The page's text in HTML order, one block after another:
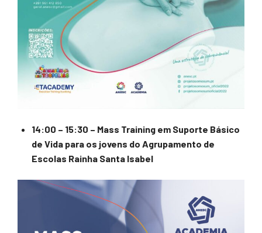
14:00 – 15:30 – Mass Training em Suporte Básico
de Vida para os jovens do Agrupamento de
Escolas Rainha Santa Isabel